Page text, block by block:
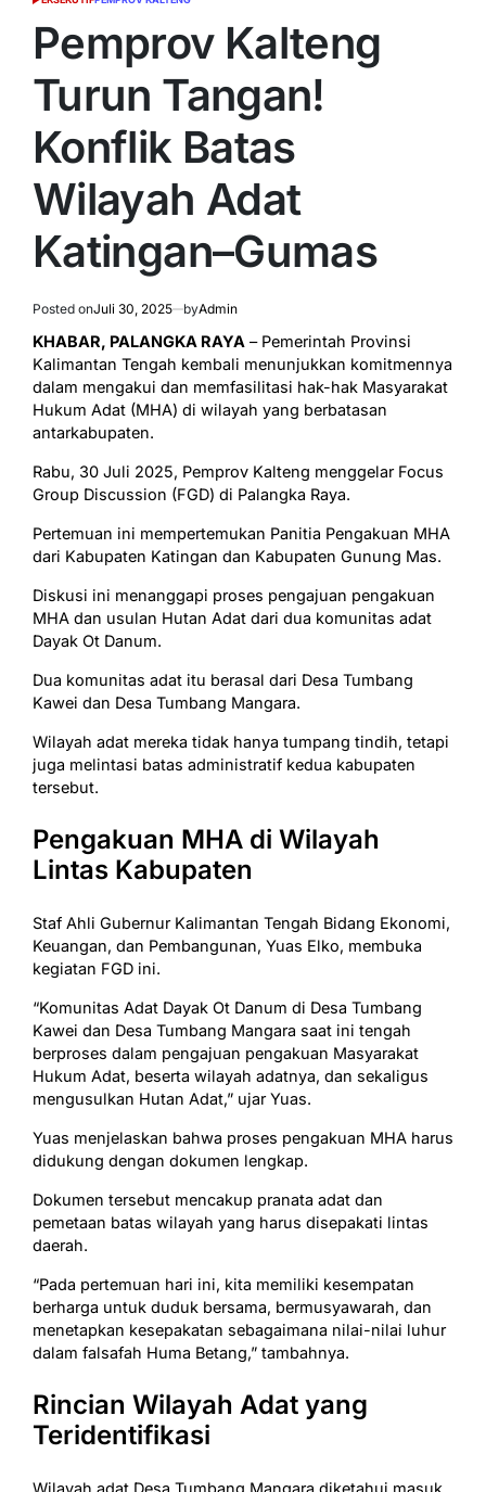
POSTED
Pemprov Kalteng
Turun Tangan!
Konflik Batas
Wilayah Adat
Katingan–Gumas
Posted onJuli 30, 2025 byAdmin
KHABAR, PALANGKA RAYA – Pemerintah Provinsi
Kalimantan Tengah kembali menunjukkan komitmennya
dalam mengakui dan memfasilitasi hak-hak Masyarakat
Hukum Adat (MHA) di wilayah yang berbatasan
antarkabupaten.
Rabu, 30 Juli 2025, Pemprov Kalteng menggelar Focus
Group Discussion (FGD) di Palangka Raya.
Pertemuan ini mempertemukan Panitia Pengakuan MHA
dari Kabupaten Katingan dan Kabupaten Gunung Mas.
Diskusi ini menanggapi proses pengajuan pengakuan
MHA dan usulan Hutan Adat dari dua komunitas adat
Dayak Ot Danum.
Dua komunitas adat itu berasal dari Desa Tumbang
Kawei dan Desa Tumbang Mangara.
Wilayah adat mereka tidak hanya tumpang tindih, tetapi
juga melintasi batas administratif kedua kabupaten
tersebut.
Pengakuan MHA di Wilayah
Lintas Kabupaten
Staf Ahli Gubernur Kalimantan Tengah Bidang Ekonomi,
Keuangan, dan Pembangunan, Yuas Elko, membuka
kegiatan FGD ini.
“Komunitas Adat Dayak Ot Danum di Desa Tumbang
Kawei dan Desa Tumbang Mangara saat ini tengah
berproses dalam pengajuan pengakuan Masyarakat
Hukum Adat, beserta wilayah adatnya, dan sekaligus
mengusulkan Hutan Adat,” ujar Yuas.
Yuas menjelaskan bahwa proses pengakuan MHA harus
didukung dengan dokumen lengkap.
Dokumen tersebut mencakup pranata adat dan
pemetaan batas wilayah yang harus disepakati lintas
daerah.
“Pada pertemuan hari ini, kita memiliki kesempatan
berharga untuk duduk bersama, bermusyawarah, dan
menetapkan kesepakatan sebagaimana nilai-nilai luhur
dalam falsafah Huma Betang,” tambahnya.
Rincian Wilayah Adat yang
Teridentifikasi
Wilayah adat Desa Tumbang Mangara diketahui masuk